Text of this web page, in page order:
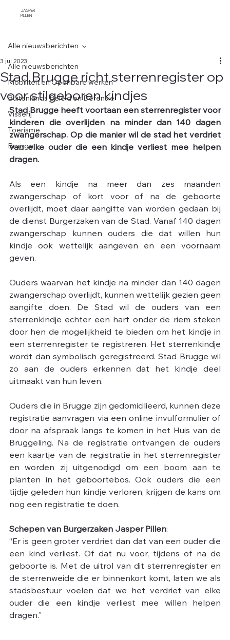
JASPER
PILLEN
Alle nieuwsberichten
Mobiliteit en Openbare werken
Buitenlands Beleid en Defensie
Visserij
Toerisme
Brugge
Alle nieuwsberichten
Stad Brugge richt sterrenregister op
voor stilgeboren kindjes
3 jul 2023
Stad Brugge heeft voortaan een sterrenregister voor
kinderen die overlijden na minder dan 140 dagen
zwangerschap. Op die manier wil de stad het verdriet
van elke ouder die een kindje verliest mee helpen
dragen.
Als een kindje na meer dan zes maanden
zwangerschap of kort voor of na de geboorte
overlijdt, moet daar aangifte van worden gedaan bij
de dienst Burgerzaken van de Stad. Vanaf 140 dagen
zwangerschap kunnen ouders die dat willen hun
kindje ook wettelijk aangeven en een voornaam
geven.
Ouders waarvan het kindje na minder dan 140 dagen
zwangerschap overlijdt, kunnen wettelijk gezien geen
aangifte doen. De Stad wil de ouders van een
sterrenkindje echter een hart onder de riem steken
door hen de mogelijkheid te bieden om het kindje in
een sterrenregister te registreren. Het sterrenkindje
wordt dan symbolisch geregistreerd. Stad Brugge wil
zo aan de ouders erkennen dat het kindje deel
uitmaakt van hun leven.
Ouders die in Brugge zijn gedomicilieerd, kunnen deze
registratie aanvragen via een online invulformulier of
door na afspraak langs te komen in het Huis van de
Bruggeling. Na de registratie ontvangen de ouders
een kaartje van de registratie in het sterrenregister
en worden zij uitgenodigd om een boom aan te
planten in het geboortebos. Ook ouders die een
tijdje geleden hun kindje verloren, krijgen de kans om
nog een registratie te doen.
Schepen van Burgerzaken Jasper Pillen:
﻿“Er is geen groter verdriet dan dat van een ouder die
een kind verliest. Of dat nu voor, tijdens of na de
geboorte is. Met de uitrol van dit sterrenregister en
de sterrenweide die er binnenkort komt, laten we als
stadsbestuur voelen dat we het verdriet van elke
ouder die een kindje verliest mee willen helpen
dragen.”